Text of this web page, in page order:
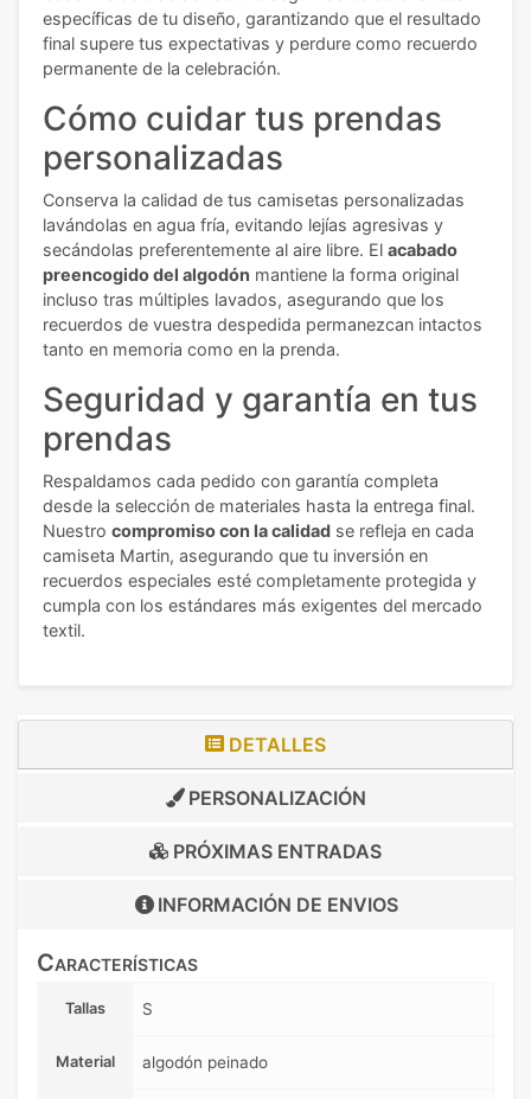
específicas de tu diseño, garantizando que el resultado
final supere tus expectativas y perdure como recuerdo
permanente de la celebración.
Cómo cuidar tus prendas
personalizadas
Conserva la calidad de tus camisetas personalizadas
lavándolas en agua fría, evitando lejías agresivas y
secándolas preferentemente al aire libre. El acabado
preencogido del algodón mantiene la forma original
incluso tras múltiples lavados, asegurando que los
recuerdos de vuestra despedida permanezcan intactos
tanto en memoria como en la prenda.
Seguridad y garantía en tus
prendas
Respaldamos cada pedido con garantía completa
desde la selección de materiales hasta la entrega final.
Nuestro compromiso con la calidad se refleja en cada
camiseta Martin, asegurando que tu inversión en
recuerdos especiales esté completamente protegida y
cumpla con los estándares más exigentes del mercado
textil.
DETALLES
PERSONALIZACIÓN
PRÓXIMAS ENTRADAS
INFORMACIÓN DE ENVIOS
Características
Tallas S
Material algodón peinado